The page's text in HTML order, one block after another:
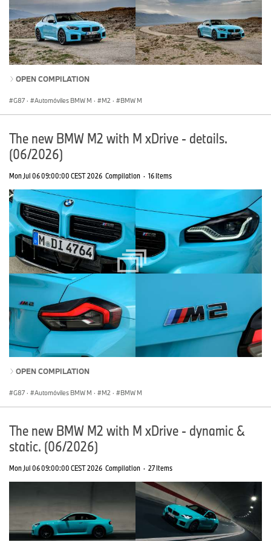
OPEN COMPILATION
G87 · Automóviles BMW M · M2 · BMW M
The new BMW M2 with M xDrive - details.
(06/2026)
Mon Jul 06 09:00:00 CEST 2026 Compilation · 16 Items
OPEN COMPILATION
G87 · Automóviles BMW M · M2 · BMW M
The new BMW M2 with M xDrive - dynamic &
static. (06/2026)
Mon Jul 06 09:00:00 CEST 2026 Compilation · 27 Items